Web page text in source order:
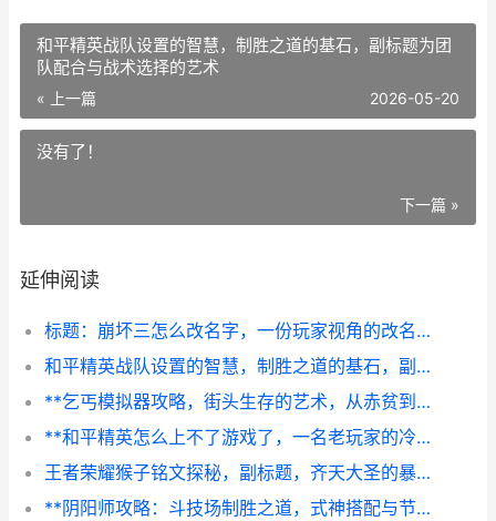
和平精英战队设置的智慧，制胜之道的基石，副标题为团
队配合与战术选择的艺术
« 上一篇 2026-05-20
没有了！
下一篇 »
延伸阅读
标题：崩坏三怎么改名字，一份玩家视角的改名指南
和平精英战队设置的智慧，制胜之道的基石，副标题为团队配合与战术选择的艺术
**乞丐模拟器攻略，街头生存的艺术，从赤贫到传奇的逆袭指南**
**和平精英怎么上不了游戏了，一名老玩家的冷静排查指南**
王者荣耀猴子铭文探秘，副标题，齐天大圣的暴击奥义
**阴阳师攻略：斗技场制胜之道，式神搭配与节奏掌控**